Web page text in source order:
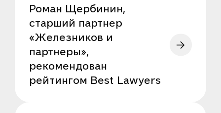
Роман Щербинин,
старший партнер
«Железников и
партнеры»,
рекомендован
рейтингом Best Lawyers